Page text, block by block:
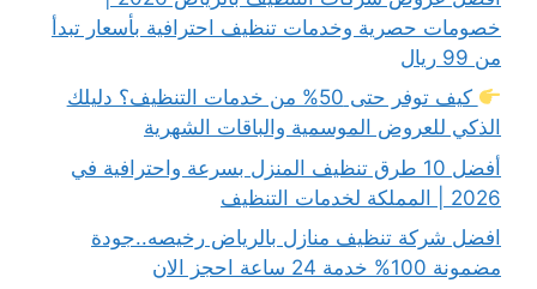
خصومات حصرية وخدمات تنظيف احترافية بأسعار تبدأ
من 99 ريال
كيف توفر حتى 50% من خدمات التنظيف؟ دليلك
الذكي للعروض الموسمية والباقات الشهرية
أفضل 10 طرق تنظيف المنزل بسرعة واحترافية في
2026 | المملكة لخدمات التنظيف
افضل شركة تنظيف منازل بالرياض رخيصه..جودة
مضمونة 100% خدمة 24 ساعة احجز الان